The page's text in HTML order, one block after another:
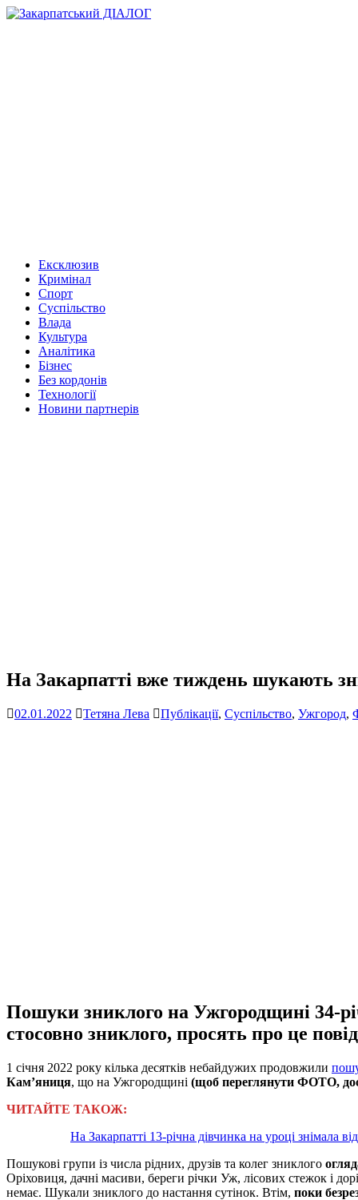
Ексклюзив
Кримінал
Спорт
Суспільство
Влада
Культура
Аналітика
Бізнес
Без кордонів
Технології
Новини партнерів
На Закарпатті вже тиждень шукають
02.01.2022 Тетяна Лева Публікації, Суспільство, Ужгород,
Пошуки зниклого на Ужгородщині 34-
стосовно зниклого, просять про це
1 січня 2022 року кілька десятків небайдужих продовжили
Кам’яниця, що на Ужгородщині (щоб переглянути ФОТО,
ЧИТАЙТЕ ТАКОЖ:
На Закарпатті 13-річна дівчинка на уроці знімала
Пошукові групи із числа рідних, друзів та колег зниклого
Оріховиця, дачні масиви, береги річки Уж, лісових стежок і
немає. Шукали зниклого до настання сутінок. Втім, поки